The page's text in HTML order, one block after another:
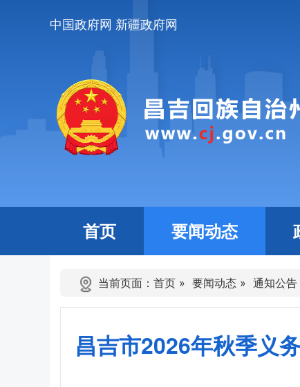
中国政府网 新疆政府网
首页 要闻动态
当前页面： 首页 » 要闻动态 » 通知公告
昌吉市2026年秋季义